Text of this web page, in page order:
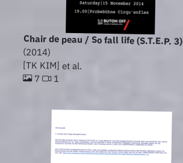
Chair de peau / So fall life (S.T.E.P. 3)
(2014)
[TK KIM] et al.
7 1